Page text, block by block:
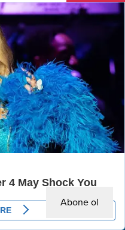
yukarıdaki form aracılığıyla
Abone ol